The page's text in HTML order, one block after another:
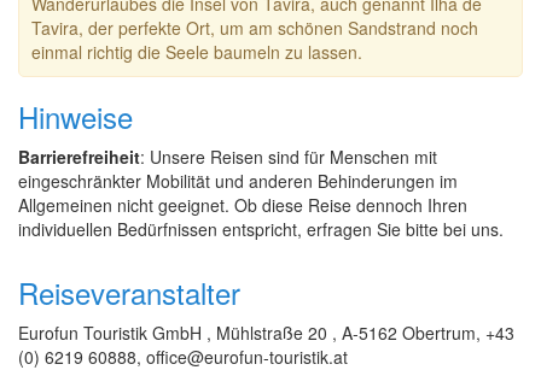
Tavira, der perfekte Ort, um am schönen Sandstrand noch
einmal richtig die Seele baumeln zu lassen.
Hinweise
Barrierefreiheit: Unsere Reisen sind für Menschen mit
eingeschränkter Mobilität und anderen Behinderungen im
Allgemeinen nicht geeignet. Ob diese Reise dennoch Ihren
individuellen Bedürfnissen entspricht, erfragen Sie bitte bei uns.
Reiseveranstalter
Eurofun Touristik GmbH , Mühlstraße 20 , A-5162 Obertrum, +43
(0) 6219 60888, office@eurofun-touristik.at